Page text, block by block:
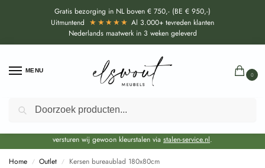
Gratis bezorging in NL boven € 750,- (BE € 950,-)
Uitmuntend ★★★★★ Al 3.000+ tevreden klanten
Nederlands maatwerk in 3 weken geleverd
MENU
0
Door de bouwvakperiode geldt momenteel een EXTRA levertijd van circa 3
weken bovenop de reguliere levertijd.
versturen wij gewoon kleurstalen via stalen-service.nl.
Home / Outlet / Kersen bureaublad 180x80cm